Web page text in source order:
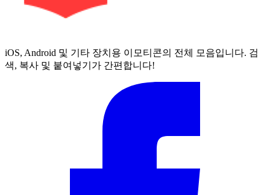
iOS, Android 및 기타 장치용 이모티콘의 전체 모음입니다. 검
색, 복사 및 붙여넣기가 간편합니다!